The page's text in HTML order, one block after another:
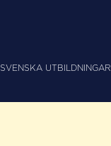
SVENSKA UTBILDNINGAR